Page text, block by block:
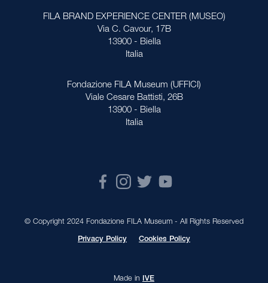
FILA BRAND EXPERIENCE CENTER (MUSEO)
Via C. Cavour, 17B
13900 - Biella
Italia
Fondazione FILA Museum (UFFICI)
Viale Cesare Battisti, 26B
13900 - Biella
Italia
© Copyright 2024 Fondazione FILA Museum - All Rights Reserved
Privacy Policy Cookies Policy
Made in IVE